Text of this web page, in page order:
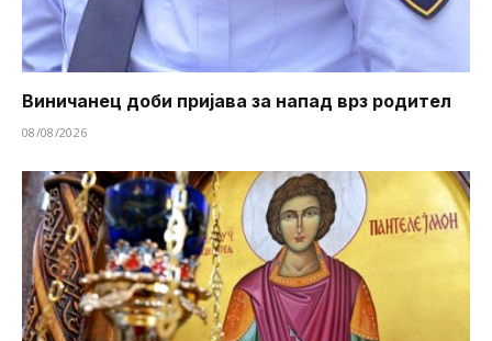
Виничанец доби пријава за напад врз родител
08/08/2026